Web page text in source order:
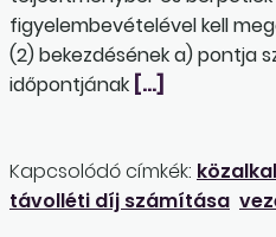
figyelembevételével kell
(2) bekezdésének a) pontja
időpontjának […]
Kapcsolódó címkék:
távolléti díj számítása